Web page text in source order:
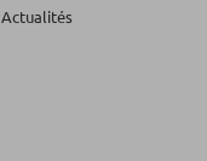
Actualités